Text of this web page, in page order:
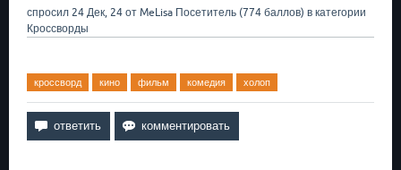
спросил 24 Дек, 24 от MeLisa Посетитель (774 баллов) в категории
Кроссворды
кроссворд кино фильм комедия холоп